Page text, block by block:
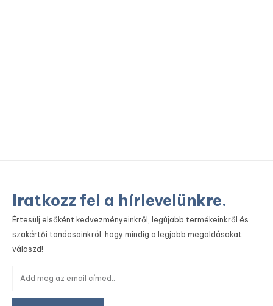
Iratkozz fel a hírlevelünkre.
Értesülj elsőként kedvezményeinkről, legújabb termékeinkről és
szakértői tanácsainkról, hogy mindig a legjobb megoldásokat
válaszd!